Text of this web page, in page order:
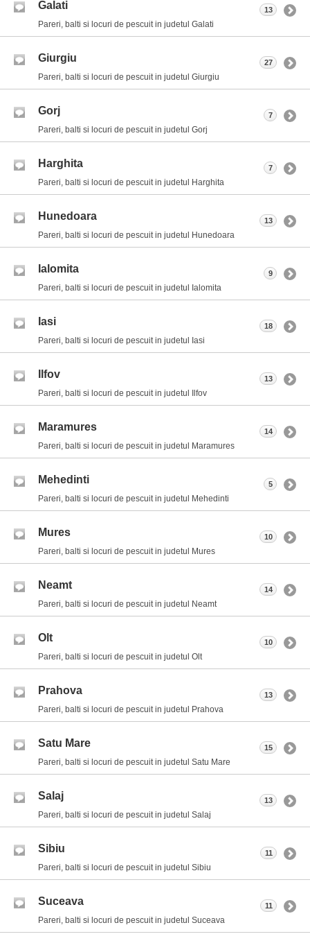
Galati
Pareri, balti si locuri de pescuit in judetul Galati
13
Giurgiu
Pareri, balti si locuri de pescuit in judetul Giurgiu
27
Gorj
Pareri, balti si locuri de pescuit in judetul Gorj
7
Harghita
Pareri, balti si locuri de pescuit in judetul Harghita
7
Hunedoara
Pareri, balti si locuri de pescuit in judetul Hunedoara
13
Ialomita
Pareri, balti si locuri de pescuit in judetul Ialomita
9
Iasi
Pareri, balti si locuri de pescuit in judetul Iasi
18
Ilfov
Pareri, balti si locuri de pescuit in judetul Ilfov
13
Maramures
Pareri, balti si locuri de pescuit in judetul Maramures
14
Mehedinti
Pareri, balti si locuri de pescuit in judetul Mehedinti
5
Mures
Pareri, balti si locuri de pescuit in judetul Mures
10
Neamt
Pareri, balti si locuri de pescuit in judetul Neamt
14
Olt
Pareri, balti si locuri de pescuit in judetul Olt
10
Prahova
Pareri, balti si locuri de pescuit in judetul Prahova
13
Satu Mare
Pareri, balti si locuri de pescuit in judetul Satu Mare
15
Salaj
Pareri, balti si locuri de pescuit in judetul Salaj
13
Sibiu
Pareri, balti si locuri de pescuit in judetul Sibiu
11
Suceava
Pareri, balti si locuri de pescuit in judetul Suceava
11